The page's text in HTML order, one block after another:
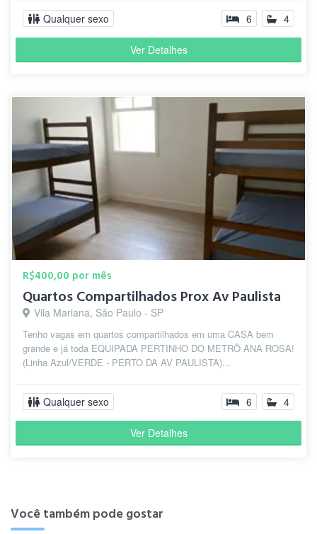
Qualquer sexo 6 4
Ver Detalhes
R$400,00 por mês
Quartos Compartilhados Prox Av Paulista
Vila Mariana, São Paulo - SP
Tenho vagas em quartos compartilhados em uma CASA bem
grande e já toda EQUIPADA PERTINHO DO METRÔ ANA ROSA!
(Linha Azul/VERDE - PERTO DA AV PAULISTA)...
Qualquer sexo 6 4
Ver Detalhes
Você também pode gostar